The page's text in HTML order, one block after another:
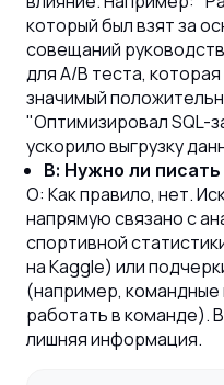
который был взят за
совещаний
для A/B теста,
значимый
"Оптимизировал SQL-
ускорило выгрузку
В: Нужно ли писать
О: Как правило, нет.
напрямую связано с
спортивной
на Kaggle) или
(например,
работать в команде).
лишняя информация.